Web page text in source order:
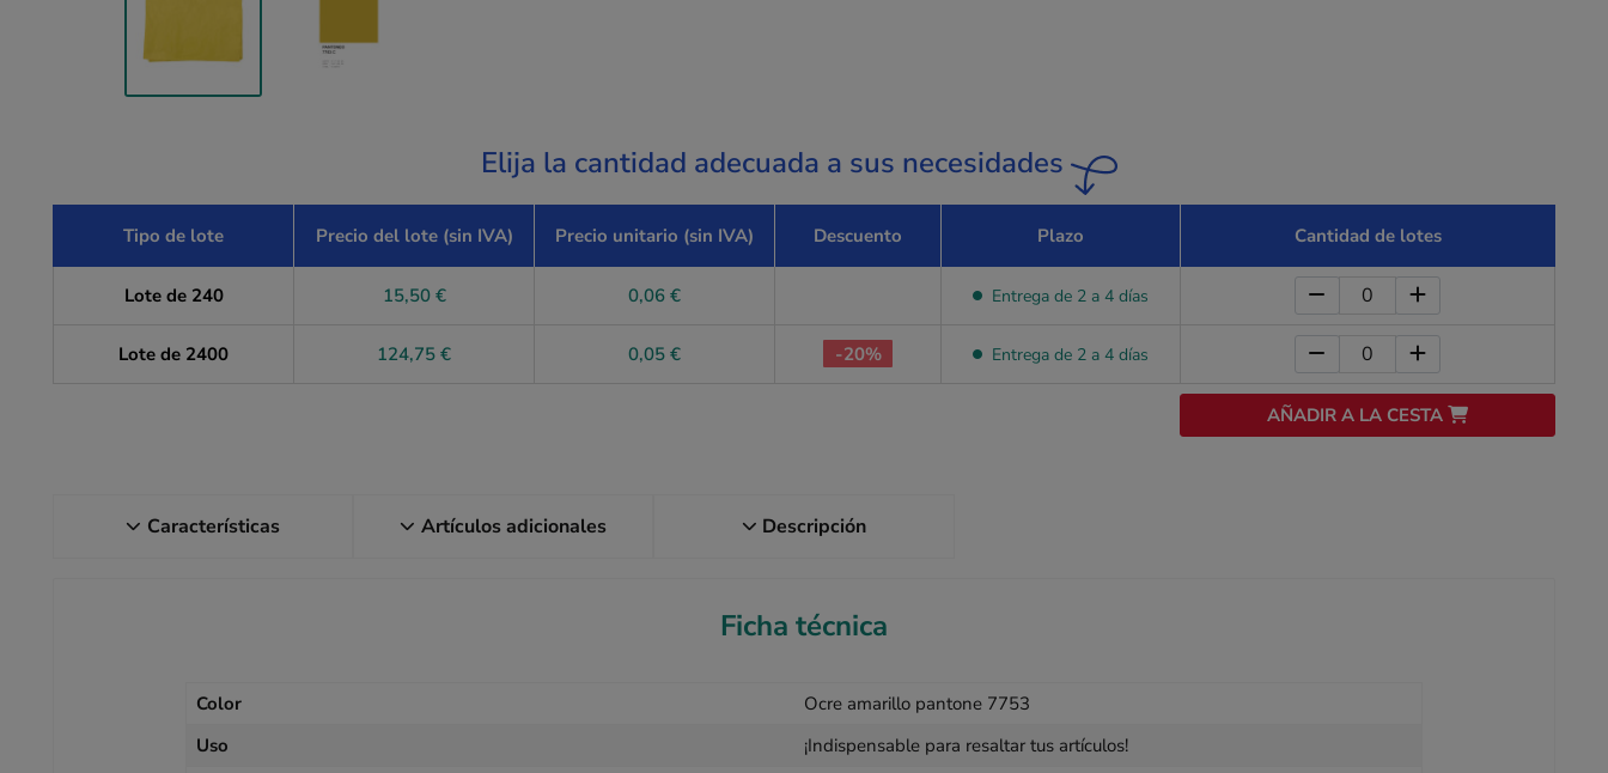
Elija la cantidad adecuada a sus necesidades
Tipo de lote Precio del lote (sin IVA) Precio unitario (sin IVA) Descuento Plazo Cantidad de lotes
Lote de 240 15,50 € 0,06 € Entrega de 2 a 4 días
Lote de 2400 124,75 € 0,05 € -20% Entrega de 2 a 4 días
AÑADIR A LA CESTA
Características Artículos adicionales Descripción
Ficha técnica
Color
Ocre amarillo pantone 7753
Uso
¡Indispensable para resaltar tus artículos!